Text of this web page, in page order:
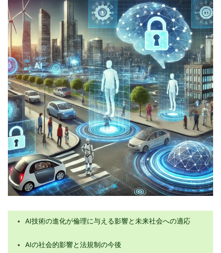
AIと人権問題：技術革新がもたらす倫
理的ジレンマ
AI時代のプライバシー保護：未来社会
に求められるルール
フェイクニュース拡散とAI：情報社会
の倫理的課題と対策
AI倫理と未来生活の変化に伴う課題
AIが変える労働市場と人間の未来
AI倫理教育の重要性と社会への影響
環境問題とAI：持続可能な未来への貢
献
AIがもたらす倫理的課題とその解決策
立
AI技術の進化が倫理に与える影響と未来社会への適応
AIの社会的影響と法規制の今後